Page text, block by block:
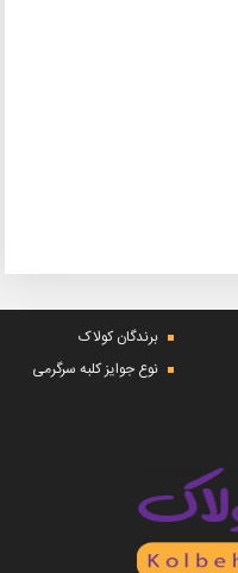
برندگان کولاک
نوع جوایز کلبه سرگرمی